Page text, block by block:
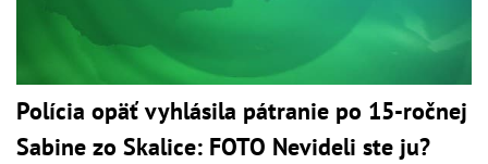
Polícia opäť vyhlásila pátranie po 15-ročnej
Sabine zo Skalice: FOTO Nevideli ste ju?